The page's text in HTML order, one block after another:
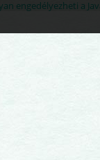
engedélyezheti a